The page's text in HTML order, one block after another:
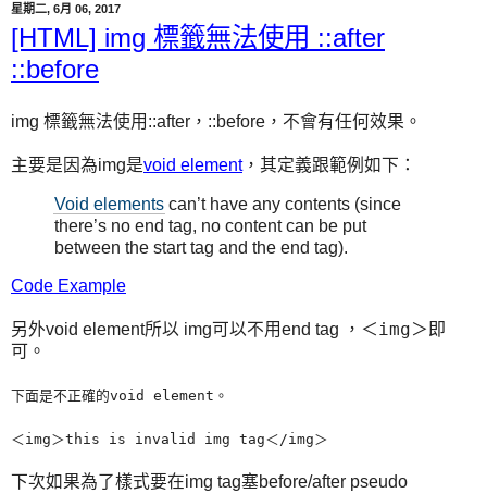
星期二, 6月 06, 2017
[HTML] img 標籤無法使用 ::after
::before
img 標籤無法使用::after，::before，不會有任何效果。
主要是因為img是void element，其定義跟範例如下：
Void elements can’t have any contents (since
there’s no end tag, no content can be put
between the start tag and the end tag).
Code Example
另外void element所以 img可以不用end tag ， ＜img＞即
可。
下面是不正確的void element。
＜img＞this is invalid img tag＜/img＞
下次如果為了樣式要在img tag塞before/after pseudo